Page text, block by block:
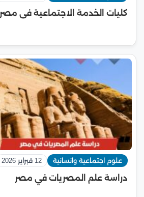
كليات الخدمة الاجتماعية فى مصر
علوم اجتماعية وانسانية 12 فبراير 2026
دراسة علم المصريات في مصر